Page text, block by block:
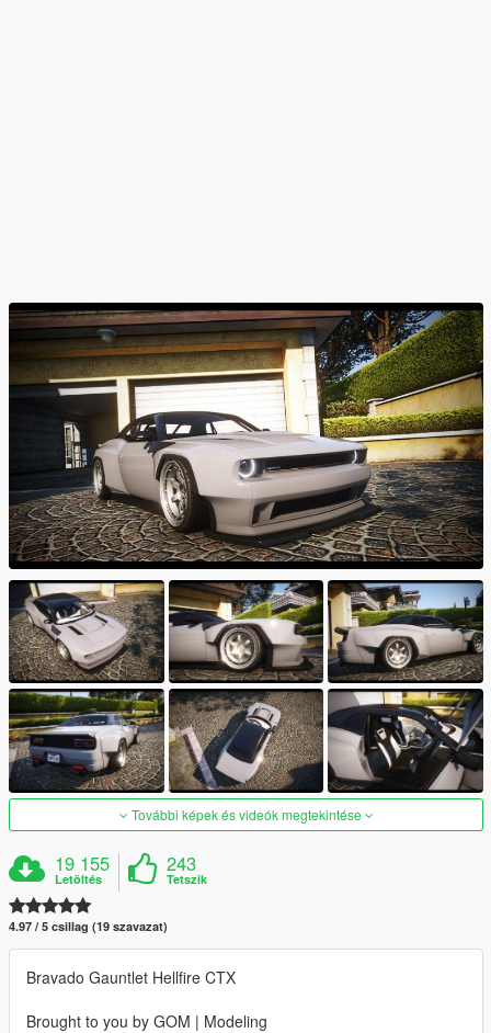
További képek és videók megtekintése
19 155
Letöltés
243
Tetszik
4.97 / 5 csillag (19 szavazat)
Bravado Gauntlet Hellfire CTX
Brought to you by GOM | Modeling